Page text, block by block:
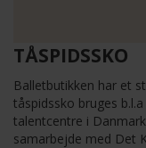
TÅSPIDSSKO
Balletbutikken har et
tåspidssko bruges
talentcentre i
samarbejde med Det